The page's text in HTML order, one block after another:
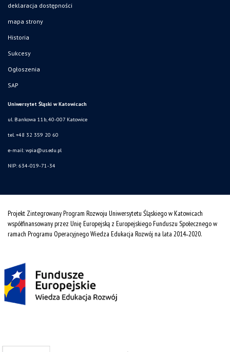
deklaracja dostępności
mapa strony
Historia
Sukcesy
Ogłoszenia
SAP
Uniwersytet Śląski w Katowicach
ul. Bankowa 11b, 40-007 Katowice
tel. +48 32 359 20 60
e-mail: wpia@us.edu.pl
NIP: 634-019-71-34
Projekt Zintegrowany Program Rozwoju Uniwersytetu Śląskiego w Katowicach
współfinansowany przez Unię Europejską z Europejskiego Funduszu Społecznego w
ramach Programu Operacyjnego Wiedza Edukacja Rozwój na lata 2014˗2020.